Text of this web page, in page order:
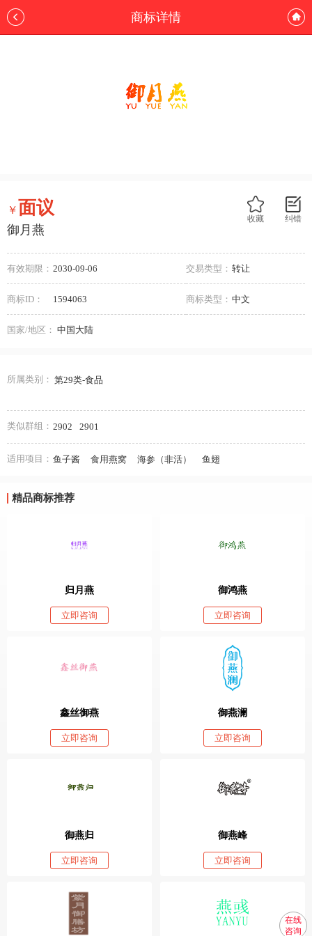
商标详情
纠错
收藏
￥面议
御月燕
有效期限： 2030-09-06 交易类型： 转让
商标ID： 1594063 商标类型： 中文
国家/地区： 中国大陆
所属类别： 第29类-食品
类似群组： 2902 2901
适用项目： 鱼子酱 食用燕窝 海参（非活） 鱼翅
精品商标推荐
归月燕
立即咨询
御鸿燕
立即咨询
鑫丝御燕
立即咨询
御燕澜
立即咨询
御燕归
立即咨询
御燕峰
立即咨询
在线
咨询